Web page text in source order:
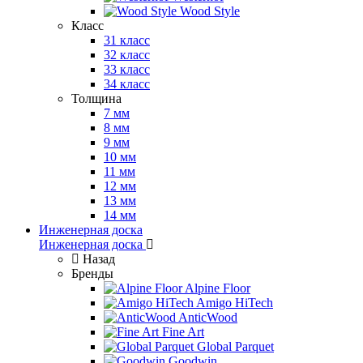
Wood Style
Класс
31 класс
32 класс
33 класс
34 класс
Толщина
7 мм
8 мм
9 мм
10 мм
11 мм
12 мм
13 мм
14 мм
Инженерная доска
Инженерная доска
Назад
Бренды
Alpine Floor
Amigo HiTech
AnticWood
Fine Art
Global Parquet